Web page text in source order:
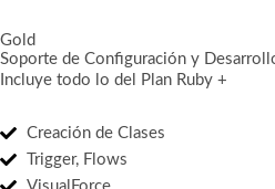
Gold
Soporte de Configuración y
Incluye todo lo del Plan Ruby +
Creación de Clases
Trigger, Flows
VisualForce